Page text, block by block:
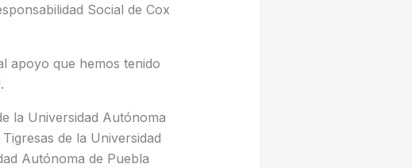
Social de Cox
apoyo que hemos tenido
la Universidad Autónoma
de la Universidad
Autónoma de Puebla